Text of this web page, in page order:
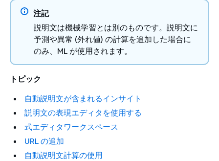
注記
説明文は機械学習とは別のものです。説明文に
予測や異常 (外れ値) の計算を追加した場合に
のみ、ML が使用されます。
トピック
自動説明文が含まれるインサイト
説明文の表現エディタを使用する
式エディタワークスペース
URL の追加
自動説明文計算の使用